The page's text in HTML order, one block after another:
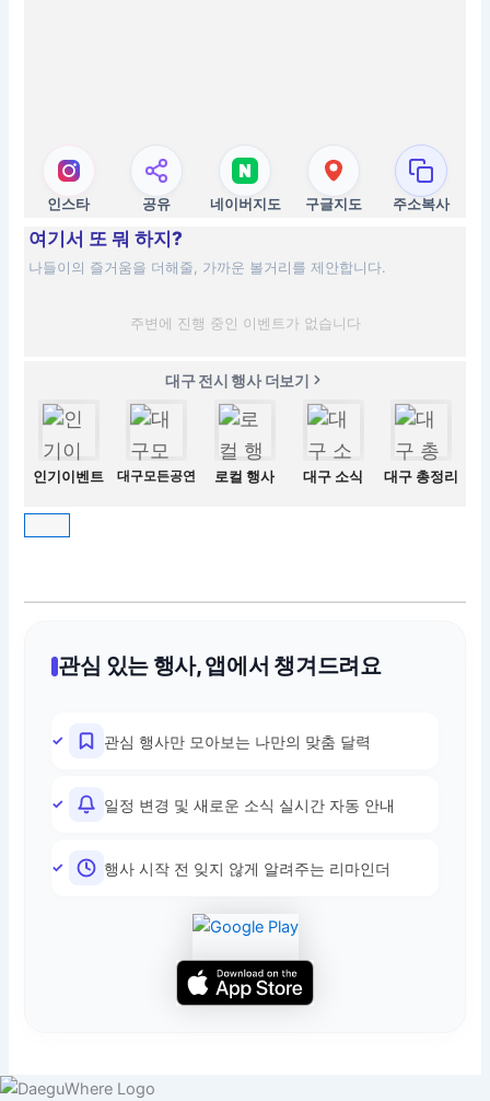
인스타 공유 네이버지도 구글지도 주소복사
여기서 또 뭐 하지?
나들이의 즐거움을 더해줄, 가까운 볼거리를 제안합니다.
주변에 진행 중인 이벤트가 없습니다
대구 전시 행사 더보기
인기이벤트 대구모든공연 로컬 행사 대구 소식 대구 총정리
관심 있는 행사, 앱에서 챙겨드려요
관심 행사만 모아보는 나만의 맞춤 달력
일정 변경 및 새로운 소식 실시간 자동 안내
행사 시작 전 잊지 않게 알려주는 리마인더